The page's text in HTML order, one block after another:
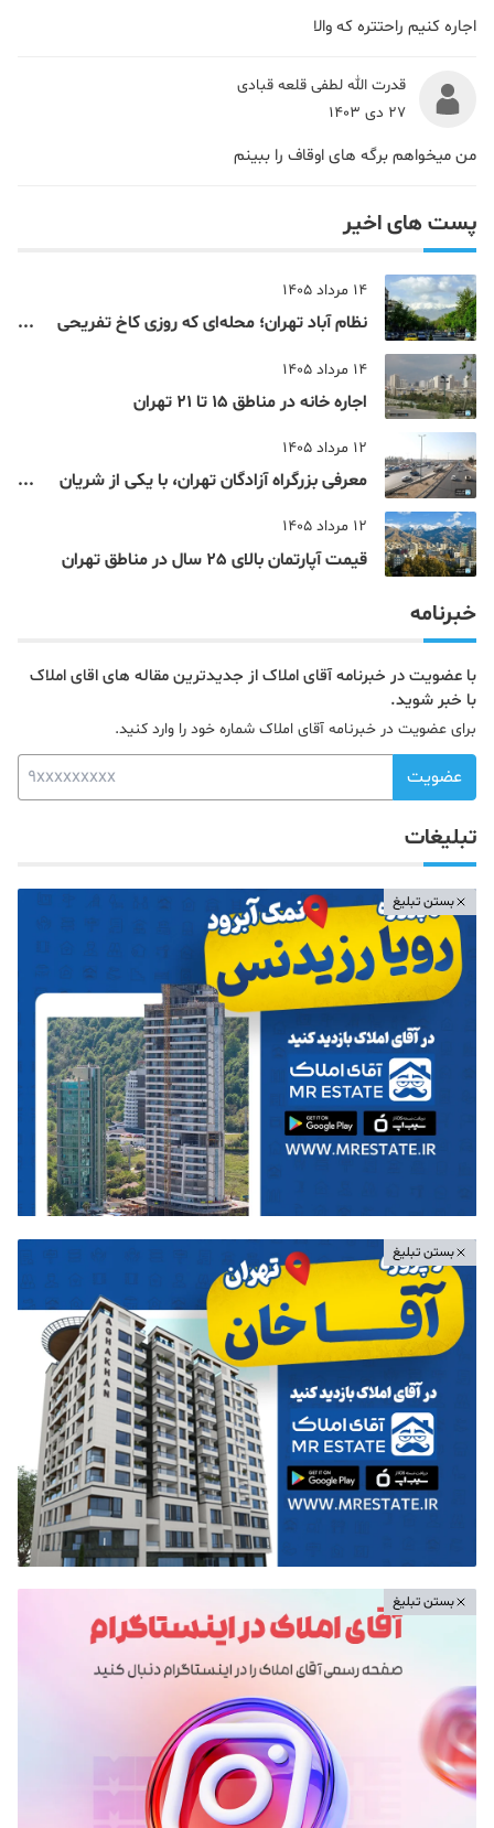
اجاره کنیم راحتتره که والا
قدرت الله لطفی قلعه قبادی
27 دی 1403
من میخواهم برگه های اوقاف را ببینم
پست های اخیر
14 مرداد 1405
نظام‌ آباد تهران؛ محله‌ای که روزی کاخ تفریحی
14 مرداد 1405
اجاره خانه در مناطق 15 تا 21 تهران
12 مرداد 1405
معرفی بزرگراه آزادگان تهران، با یکی از شریان
12 مرداد 1405
قیمت آپارتمان بالای 25 سال در مناطق تهران
خبرنامه
با عضویت در خبرنامه آقای املاک از جدیدترین مقاله های اقای املاک
با خبر شوید.
برای عضویت در خبرنامه آقای املاک شماره خود را وارد کنید.
عضویت
تبلیغات
بستن تبلیغ
بستن تبلیغ
بستن تبلیغ